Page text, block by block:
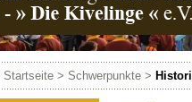
Startseite > Schwerpunkte >